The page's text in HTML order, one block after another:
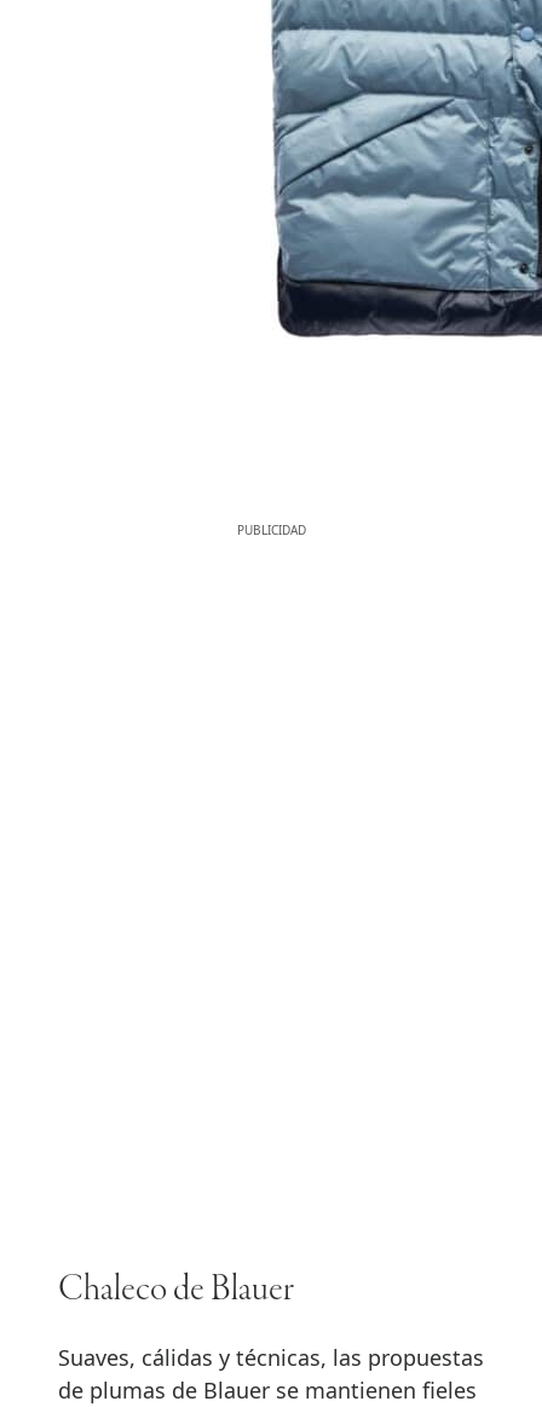
Chaleco de Blauer
Suaves, cálidas y técnicas, las propuestas
de plumas de Blauer se mantienen fieles